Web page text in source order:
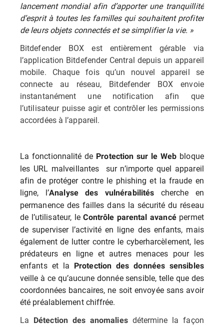
lancement mondial afin d’apporter une tranquillité
d’esprit à toutes les familles qui souhaitent profiter
de leurs objets connectés et se simplifier la vie. »
Bitdefender BOX est entièrement gérable via
l’application Bitdefender Central depuis un appareil
mobile. Chaque fois qu’un nouvel appareil se
connecte au réseau, Bitdefender BOX envoie
instantanément une notification afin que
l’utilisateur puisse agir et contrôler les permissions
accordées à l’appareil.
La fonctionnalité de Protection sur le Web bloque
les URL malveillantes sur n’importe quel appareil
afin de protéger contre le phishing et la fraude en
ligne, l’Analyse des vulnérabilités cherche en
permanence des failles dans la sécurité du réseau
de l’utilisateur, leContrôle parental avancépermet
de superviser l’activité en ligne des enfants, mais
également de lutter contre le cyberharcèlement, les
prédateurs en ligne et autres menaces pour les
enfants et la Protection des données sensibles
veille à ce qu’aucune donnée sensible, telle que des
coordonnées bancaires, ne soit envoyée sans avoir
été préalablement chiffrée.
La Détection des anomaliesdétermine la façon